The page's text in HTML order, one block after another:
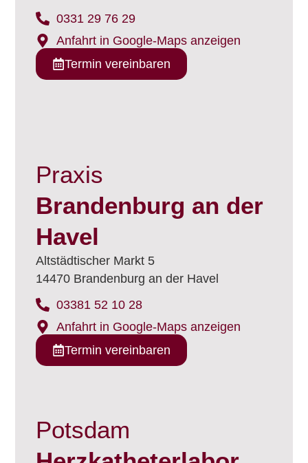
0331 29 76 29
Anfahrt in Google-Maps anzeigen
Termin vereinbaren
Praxis
Brandenburg an der
Havel
Altstädtischer Markt 5
14470 Brandenburg an der Havel
03381 52 10 28
Anfahrt in Google-Maps anzeigen
Termin vereinbaren
Potsdam